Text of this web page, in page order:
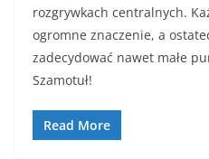
rozgrywkach centralnych.
ogromne znaczenie, a
zadecydować nawet małe
Szamotuł!
Read More